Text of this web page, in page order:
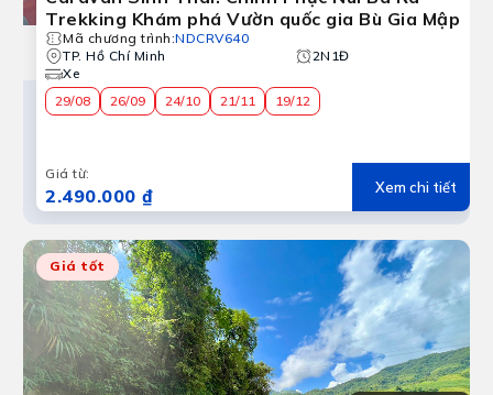
Trekking Khám phá Vườn quốc gia Bù Gia Mập
Mã chương trình:NDCRV640
TP. Hồ Chí Minh
2N1Đ
Xe
29/08
26/09 24/10 21/11 19/12
Giá từ:
2.490.000 ₫ Xem chi tiết
Giá tốt